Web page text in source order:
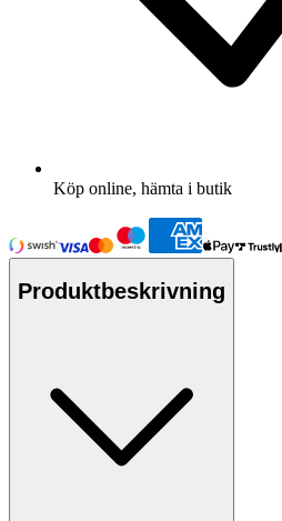
Köp online, hämta i butik
Produktbeskrivning